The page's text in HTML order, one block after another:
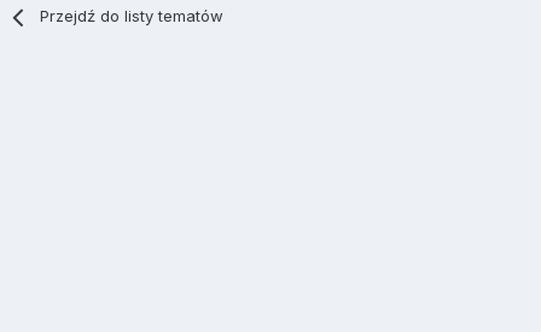
Przejdź do listy tematów